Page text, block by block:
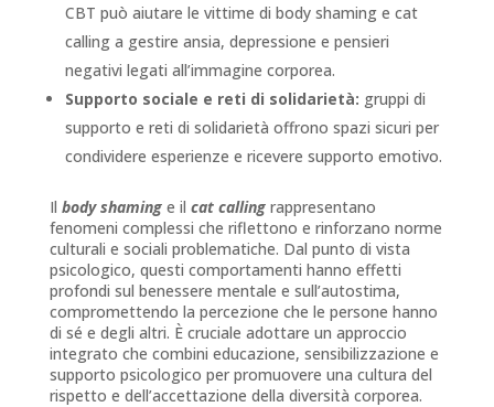
CBT può aiutare le vittime di body shaming e cat
calling a gestire ansia, depressione e pensieri
negativi legati all’immagine corporea.
Supporto sociale e reti di solidarietà: gruppi di
supporto e reti di solidarietà offrono spazi sicuri per
condividere esperienze e ricevere supporto emotivo.
Il body shaminge il cat calling rappresentano
fenomeni complessi che riflettono e rinforzano norme
culturali e sociali problematiche. Dal punto di vista
psicologico, questi comportamenti hanno effetti
profondi sul benessere mentale e sull’autostima,
compromettendo la percezione che le persone hanno
di sé e degli altri. È cruciale adottare un approccio
integrato che combini educazione, sensibilizzazione e
supporto psicologico per promuovere una cultura del
rispetto e dell’accettazione della diversità corporea.